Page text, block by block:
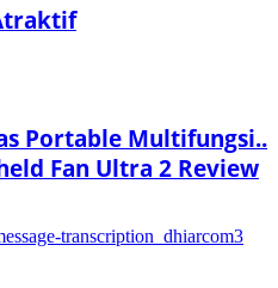
Portable Multifungsi..
Fan Ultra 2 Review